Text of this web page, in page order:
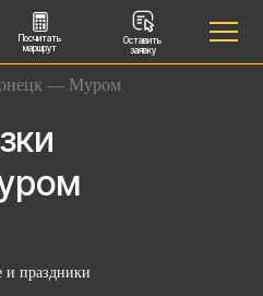
Посчитать
маршрут
Оставить
заявку
— Муром
и праздники